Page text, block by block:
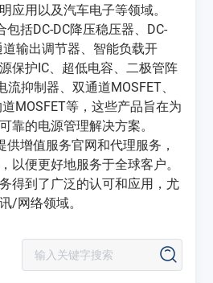
应用以及汽车电子等领域‌。
包括DC-DC降压稳压器、DC-
输出调节器、智能负载开
保护IC、超低电容、二极管阵
抑制器、双通道MOSFET、
MOSFET等，这些产品旨在为
靠的电源管理解决方案‌。
供增值服务官网和代理服务，
以便更好地服务于全球客户。
得到了广泛的认可和应用，尤
/网络领域‌。